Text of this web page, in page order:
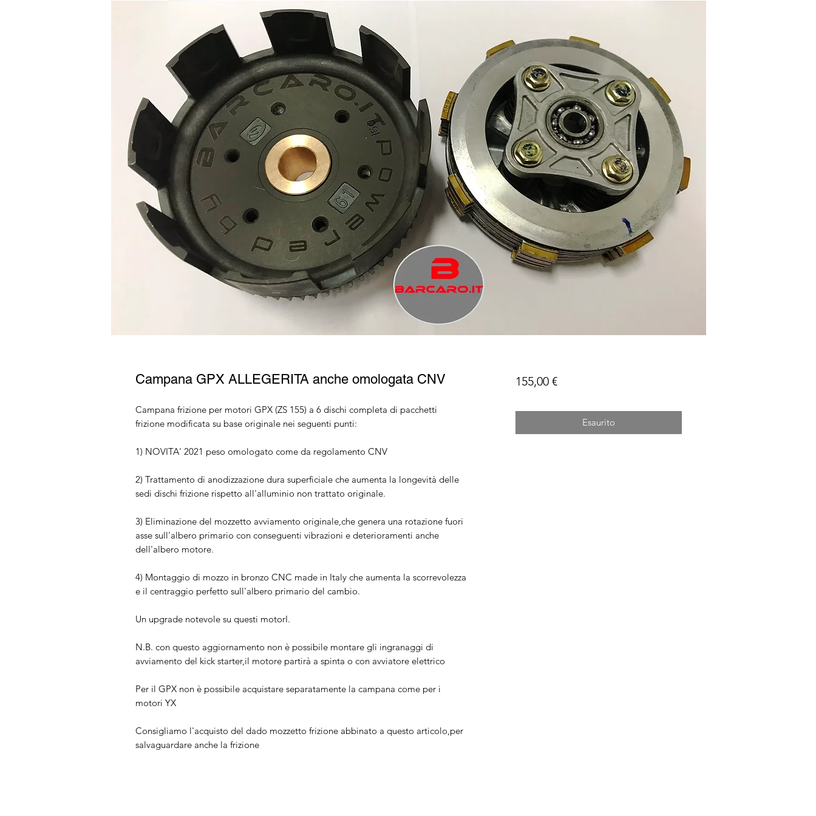
Campana GPX ALLEGERITA anche omologata CNV
Campana frizione per motori GPX (ZS 155) a 6 dischi completa di pacchetti
frizione modificata su base originale nei seguenti punti:
1) NOVITA' 2021 peso omologato come da regolamento CNV
2) Trattamento di anodizzazione dura superficiale che aumenta la longevità delle
sedi dischi frizione rispetto all'alluminio non trattato originale.
3) Eliminazione del mozzetto avviamento originale,che genera una rotazione fuori
asse sull'albero primario con conseguenti vibrazioni e deterioramenti anche
dell'albero motore.
4) Montaggio di mozzo in bronzo CNC made in Italy che aumenta la scorrevolezza
e il centraggio perfetto sull'albero primario del cambio.
Un upgrade notevole su questi motorI.
N.B. con questo aggiornamento non è possibile montare gli ingranaggi di
avviamento del kick starter,il motore partirà a spinta o con avviatore elettrico
Per il GPX non è possibile acquistare separatamente la campana come per i
motori YX
Consigliamo l'acquisto del dado mozzetto frizione abbinato a questo articolo,per
salvaguardare anche la frizione
155,00 €Prezzo
Esaurito